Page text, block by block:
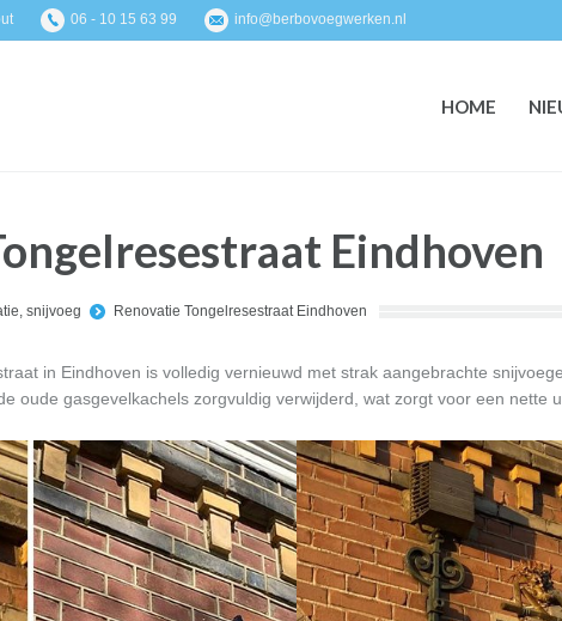
06 - 10 15 63 99 info@berbovoegwerken.nl
HOME
Eindhoven
, snijvoeg Renovatie Tongelresestraat Eindhoven
in Eindhoven is volledig vernieuwd met strak aangebrachte
oude gasgevelkachels zorgvuldig verwijderd, wat zorgt voor een nette